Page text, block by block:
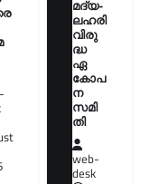
മദ്യ-
ലഹരി
വിരു
ദ്ധ
ഏ
കോപ
ന
സമി
തി
web-
desk